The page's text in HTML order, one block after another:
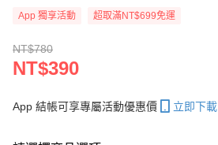
App 獨享活動 超取滿NT$699免運
NT$780
NT$390
App 結帳可享專屬活動優惠價 立即下載